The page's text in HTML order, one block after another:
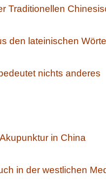
Traditionellen
den lateinischen
nichts anderes
in China
in der westlichen